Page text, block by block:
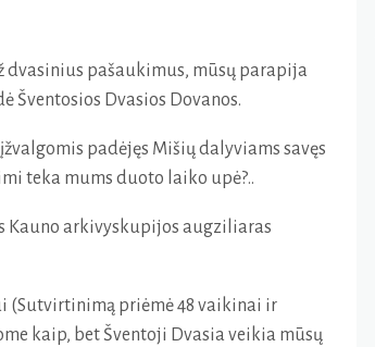
dvasinius pašaukimus, mūsų parapija
Dvasios Dovanos.
padėjęs Mišių dalyviams savęs
teka mums duoto laiko upė?..
Kauno arkivyskupijos augziliaras
(Sutvirtinimą priėmė 48 vaikinai ir
kaip, bet Šventoji Dvasia veikia mūsų